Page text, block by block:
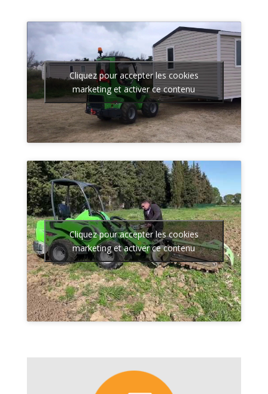
Cliquez pour accepter les cookies
marketing et activer ce contenu
Cliquez pour accepter les cookies
marketing et activer ce contenu